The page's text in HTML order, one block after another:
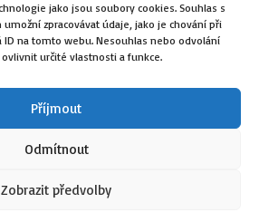
jako jsou soubory cookies. Souhlas s
zpracovávat údaje, jako je chování při
ID na tomto webu. Nesouhlas nebo odvolání
určité vlastnosti a funkce.
Příjmout
Odmítnout
Zobrazit předvolby
Váza
(Tichý Jan)
Přidat do košíku